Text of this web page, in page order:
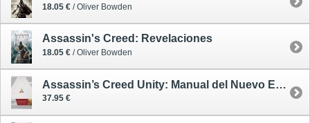
18.05 € / Oliver Bowden
Assassin's Creed: Revelaciones
18.05 € / Oliver Bowden
Assassin’s Creed Unity: Manual del Nuevo Empleado
37.95 €